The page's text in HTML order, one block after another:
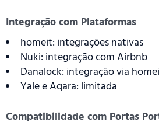
Integração com Plataformas
homeit: integrações nativas
Nuki: integração com Airbnb
Danalock: integração via
Yale e Aqara: limitada
Compatibilidade com Portas